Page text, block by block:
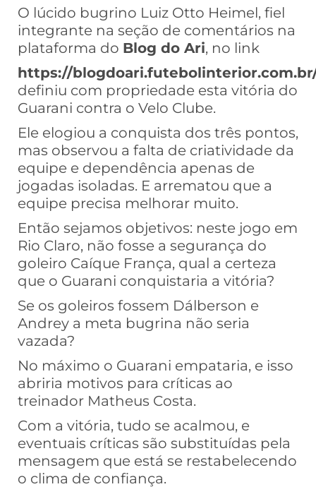
O lúcido bugrino Luiz Otto Heimel, fiel
integrante na seção de comentários na
plataforma do Blog do Ari, no link
https://
definiu com propriedade esta vitória do
Guarani contra o Velo Clube.
Ele elogiou a conquista dos três pontos,
mas observou a falta de criatividade da
equipe e dependência apenas de
jogadas isoladas. E arrematou que a
equipe precisa melhorar muito.
Então sejamos objetivos: neste jogo em
Rio Claro, não fosse a segurança do
goleiro Caíque França, qual a certeza
que o Guarani conquistaria a vitória?
Se os goleiros fossem Dálberson e
Andrey a meta bugrina não seria
vazada?
No máximo o Guarani empataria, e isso
abriria motivos para críticas ao
treinador Matheus Costa.
Com a vitória, tudo se acalmou, e
eventuais críticas são substituídas pela
mensagem que está se restabelecendo
o clima de confiança.